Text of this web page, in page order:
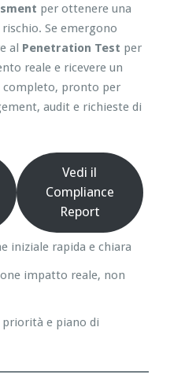
per ottenere una
Se emergono
al Penetration Test per
reale e ricevere un
completo, pronto per
audit e richieste di
Vedi il
Compliance
Report
iniziale rapida e chiara
impatto reale, non
priorità e piano di